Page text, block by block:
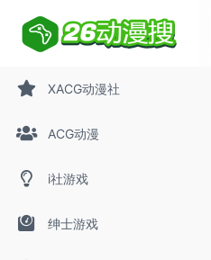
XACG动漫社
ACG动漫
i社游戏
绅士游戏